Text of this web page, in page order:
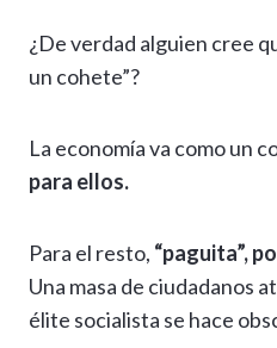
¿De verdad alguien cree
un cohete”?
La economía va como un
para ellos.
Para el resto, “paguita”,
Una masa de ciudadanos
élite socialista se hace